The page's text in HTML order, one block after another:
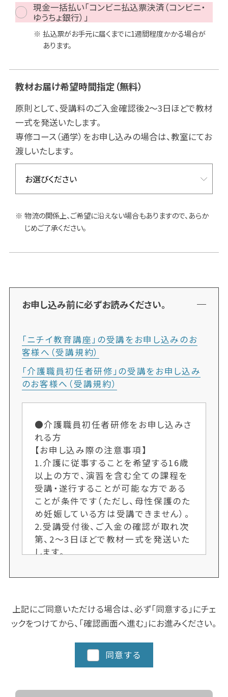
現金一括払い「コンビニ払込票決済（コンビニ・
ゆうちょ銀行）」
払込票がお手元に届くまでに1週間程度かかる場合が
あります。
教材お届け希望時間指定（無料）
原則として、受講料のご入金確認後2～3日ほどで教材
一式を発送いたします。
専修コース（通学）をお申し込みの場合は、教室にてお
渡しいたします。
物流の関係上、ご希望に沿えない場合もありますので、あらか
じめご了承ください。
お申し込み前に必ずお読みください。
「ニチイ教育講座」の受講をお申し込みのお
客様へ（受講規約）
「介護職員初任者研修」の受講をお申し込み
のお客様へ（受講規約）
●介護職員初任者研修をお申し込みさ
れる方
【お申し込み際の注意事項】
1.介護に従事することを希望する16歳
以上の方で、演習を含む全ての課程を
受講・遂行することが可能な方である
ことが条件です（ただし、母性保護のた
め妊娠している方は受講できません）。
2.受講受付後、ご入金の確認が取れ次
第、2〜3日ほどで教材一式を発送いた
します。
数の場合、次回開講までお待ちいただ
はお早めにお願いします。又、人数によ
り開講しない場合もございます。ご了承
ください。
4.クラスにより日程や時間を変更する
場合がございますので、ご了承くださ
加カリキュラム、実習など時間数が異
上記にご同意いただける場合は、必ず「同意する」にチェ
ックをつけてから、「確認画面へ進む」にお進みください。
同意する